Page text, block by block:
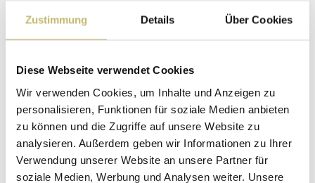
Zustimmung Details Über Cookies
Diese Webseite verwendet Cookies
Wir verwenden Cookies, um Inhalte und Anzeigen zu
personalisieren, Funktionen für soziale Medien anbieten
zu können und die Zugriffe auf unsere Website zu
analysieren. Außerdem geben wir Informationen zu Ihrer
Verwendung unserer Website an unsere Partner für
soziale Medien, Werbung und Analysen weiter. Unsere
Hochwertige
Materialien
Herstellerpreis
ohne
Zwischenhändler
Kundenbetreuung
mit bester
Bewertung
Gut verpackt für
beschädigungsfreie
Lieferung